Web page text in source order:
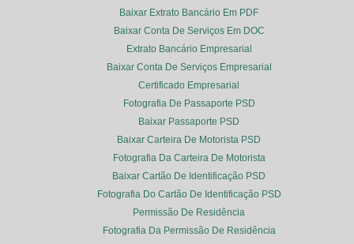
Baixar Extrato Bancário Em PDF
Baixar Conta De Serviços Em DOC
Extrato Bancário Empresarial
Baixar Conta De Serviços Empresarial
Certificado Empresarial
Fotografia De Passaporte PSD
Baixar Passaporte PSD
Baixar Carteira De Motorista PSD
Fotografia Da Carteira De Motorista
Baixar Cartão De Identificação PSD
Fotografia Do Cartão De Identificação PSD
Permissão De Residência
Fotografia Da Permissão De Residência